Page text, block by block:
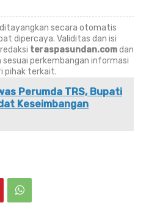
secara otomatis
dipercaya. Validitas dan isi
teraspasundan.comdan
perkembangan informasi
pihak terkait.
Perumda TRS, Bupati
Keseimbangan